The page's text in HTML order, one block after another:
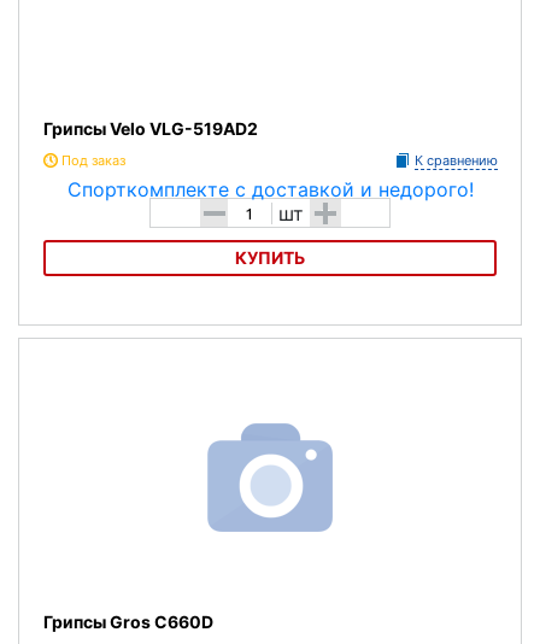
Грипсы Velo VLG-519AD2
Под заказ К сравнению
- шт +
КУПИТЬ
Грипсы Velo VLG-519AD2
Грипсы Gros C660D